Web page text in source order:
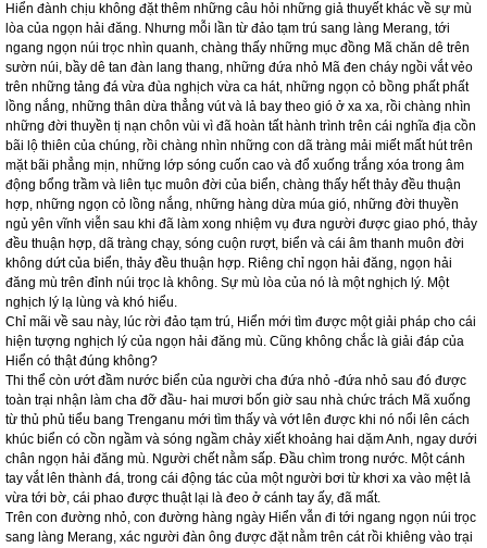
Hiển đành chịu không đặt thêm những câu hỏi những giả thuyết khác về sự mù
lòa của ngọn hải đăng. Nhưng mỗi lần từ đảo tạm trú sang làng Merang, tới
ngang ngọn núi trọc nhìn quanh, chàng thấy những mục đồng Mã chăn dê trên
sườn núi, bầy dê tan đàn lang thang, những đứa nhỏ Mã đen cháy ngồi vắt vẻo
trên những tảng đá vừa đùa nghịch vừa ca hát, những ngọn cỏ bồng phất phất
lồng nắng, những thân dừa thẳng vút và lả bay theo gió ở xa xa, rồi chàng nhìn
những đời thuyền tị nạn chôn vùi vì đã hoàn tất hành trình trên cái nghĩa địa cồn
bãi lộ thiên của chúng, rồi chàng nhìn những con dã tràng mải miết mất hút trên
mặt bãi phẳng mịn, những lớp sóng cuốn cao và đổ xuống trắng xóa trong âm
động bổng trầm và liên tục muôn đời của biển, chàng thấy hết thảy đều thuận
hợp, những ngọn cỏ lồng nắng, những hàng dừa múa gió, những đời thuyền
ngủ yên vĩnh viễn sau khi đã làm xong nhiệm vụ đưa người được giao phó, thảy
đều thuận hợp, dã tràng chạy, sóng cuộn rượt, biển và cái âm thanh muôn đời
không dứt của biển, thảy đều thuận hợp. Riêng chỉ ngọn hải đăng, ngọn hải
đăng mù trên đỉnh núi trọc là không. Sự mù lòa của nó là một nghịch lý. Một
nghịch lý lạ lùng và khó hiểu.
Chỉ mãi về sau này, lúc rời đảo tạm trú, Hiển mới tìm được một giải pháp cho cái
hiện tượng nghịch lý của ngọn hải đăng mù. Cũng không chắc là giải đáp của
Hiển có thật đúng không?
Thi thể còn ướt đầm nước biển của người cha đứa nhỏ -đứa nhỏ sau đó được
toàn trại nhận làm cha đỡ đầu- hai mươi bốn giờ sau nhà chức trách Mã xuống
từ thủ phủ tiểu bang Trenganu mới tìm thấy và vớt lên được khi nó nổi lên cách
khúc biển có cồn ngầm và sóng ngầm chảy xiết khoảng hai dặm Anh, ngay dưới
chân ngọn hải đăng mù. Người chết nằm sấp. Đầu chìm trong nước. Một cánh
tay vắt lên thành đá, trong cái động tác của một người bơi từ khơi xa vào mệt lả
vừa tới bờ, cái phao được thuật lại là đeo ở cánh tay ấy, đã mất.
Trên con đường nhỏ, con đường hàng ngày Hiển vẫn đi tới ngang ngọn núi trọc
sang làng Merang, xác người đàn ông được đặt nằm trên cát rồi khiêng vào trại